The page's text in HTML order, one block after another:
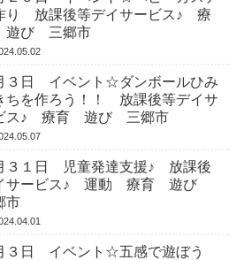
り 放課後等デイサービス♪ 療
び 三郷市
３日 イベント☆ダンボールひみ
ちを作ろう！！ 放課後等デイサ
ス♪ 療育 遊び 三郷市
３１日 児童発達支援♪ 放課後
サービス♪ 運動 療育 遊び
市
３日 イベント☆五感で遊ぼう